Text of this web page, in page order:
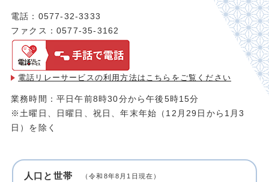
電話：0577-32-3333
ファクス：0577-35-3162
電話リレーサービスの利用方法は こちらをご覧ください
業務時間：平日午前8時30分から午後5時15分
※土曜日、日曜日、祝日、年末年始（12月29日から1月3
日）を除く
人口と世帯 （令和8年8月1日現在）